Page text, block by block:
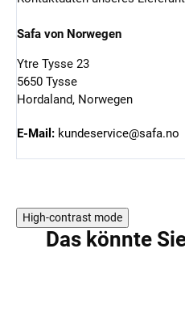
Safa von Norwegen
Ytre Tysse 23
5650 Tysse
Hordaland, Norwegen
E-Mail: kundeservice@safa.no
High-contrast mode
Das könnte